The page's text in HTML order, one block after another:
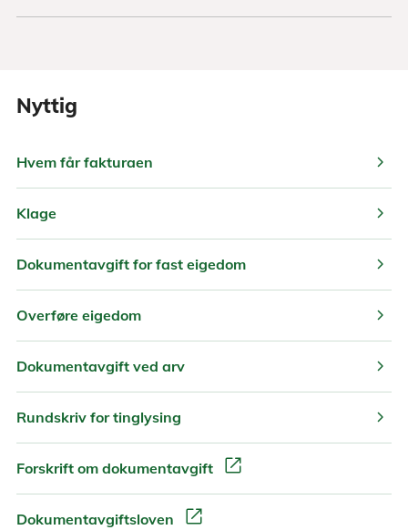
Nyttig
Hvem får fakturaen chevron_right
Klage chevron_right
Dokumentavgift for fast eigedom chevron_right
Overføre eigedom chevron_right
Dokumentavgift ved arv chevron_right
Rundskriv for tinglysing chevron_right
Forskrift om dokumentavgift open_in_new
Dokumentavgiftsloven open_in_new